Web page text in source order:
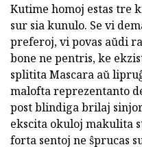
Kutime homoj estas tre
sur sia kunulo. Se vi
preferoj, vi povas aŭdi
bone ne pentris, ke
splitita Mascara aŭ
malofta reprezentanto
post blindiga brilaj
ekscita okuloj makulita
forta sentoj ne ŝprucas